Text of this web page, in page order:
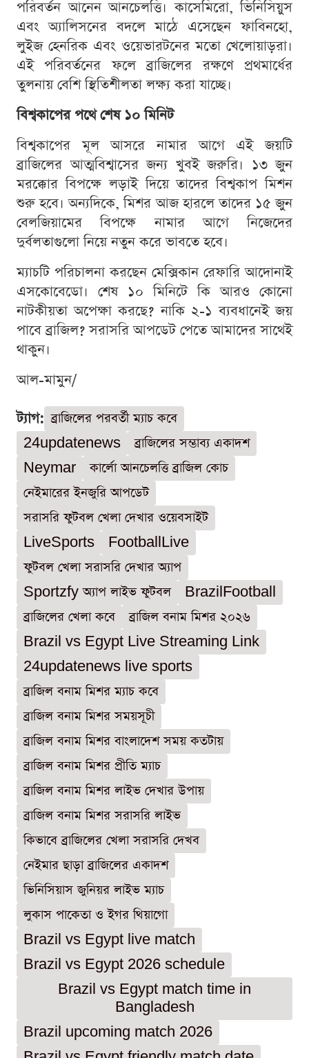
পরিবর্তন আনেন আনচেলত্তি। কাসেমিরো, ভিনিসিয়ুস
এবং অ্যালিসনের বদলে মাঠে এসেছেন ফাবিনহো,
লুইজ হেনরিক এবং ওয়েভারটনের মতো খেলোয়াড়রা।
এই পরিবর্তনের ফলে ব্রাজিলের রক্ষণে প্রথমার্ধের
তুলনায় বেশি স্থিতিশীলতা লক্ষ্য করা যাচ্ছে।
বিশ্বকাপের পথে শেষ ১০ মিনিট
বিশ্বকাপের মূল আসরে নামার আগে এই জয়টি
ব্রাজিলের আত্মবিশ্বাসের জন্য খুবই জরুরি। ১৩ জুন
মরক্কোর বিপক্ষে লড়াই দিয়ে তাদের বিশ্বকাপ মিশন
শুরু হবে। অন্যদিকে, মিশর আজ হারলে তাদের ১৫ জুন
বেলজিয়ামের বিপক্ষে নামার আগে নিজেদের
দুর্বলতাগুলো নিয়ে নতুন করে ভাবতে হবে।
ম্যাচটি পরিচালনা করছেন মেক্সিকান রেফারি আদোনাই
এসকোবেডো। শেষ ১০ মিনিটে কি আরও কোনো
নাটকীয়তা অপেক্ষা করছে? নাকি ২-১ ব্যবধানেই জয়
পাবে ব্রাজিল? সরাসরি আপডেট পেতে আমাদের সাথেই
থাকুন।
আল-মামুন/
ট্যাগ: ব্রাজিলের পরবর্তী ম্যাচ কবে
24updatenews
ব্রাজিলের সম্ভাব্য একাদশ
Neymar
কার্লো আনচেলত্তি ব্রাজিল কোচ
নেইমারের ইনজুরি আপডেট
সরাসরি ফুটবল খেলা দেখার ওয়েবসাইট
LiveSports
FootballLive
ফুটবল খেলা সরাসরি দেখার অ্যাপ
Sportzfy অ্যাপ লাইভ ফুটবল
BrazilFootball
ব্রাজিলের খেলা কবে
ব্রাজিল বনাম মিশর ২০২৬
Brazil vs Egypt Live Streaming Link
24updatenews live sports
ব্রাজিল বনাম মিশর ম্যাচ কবে
ব্রাজিল বনাম মিশর সময়সূচী
ব্রাজিল বনাম মিশর বাংলাদেশ সময় কতটায়
ব্রাজিল বনাম মিশর প্রীতি ম্যাচ
ব্রাজিল বনাম মিশর লাইভ দেখার উপায়
ব্রাজিল বনাম মিশর সরাসরি লাইভ
কিভাবে ব্রাজিলের খেলা সরাসরি দেখব
নেইমার ছাড়া ব্রাজিলের একাদশ
ভিনিসিয়াস জুনিয়র লাইভ ম্যাচ
লুকাস পাকেতা ও ইগর থিয়াগো
Brazil vs Egypt live match
Brazil vs Egypt 2026 schedule
Brazil vs Egypt match time in
Bangladesh
Brazil upcoming match 2026